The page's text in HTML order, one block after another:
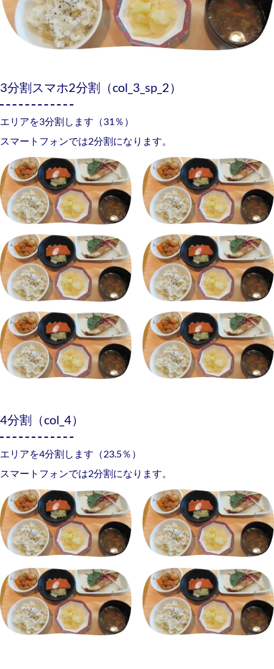
3分割スマホ2分割（col_3_sp_2）
エリアを3分割します（31％）
スマートフォンでは2分割になります。
4分割（col_4）
エリアを4分割します（23.5％）
スマートフォンでは2分割になります。